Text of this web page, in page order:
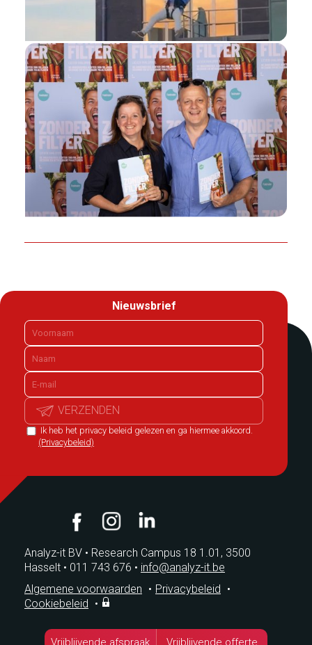
Vrijblijvende afspraak Vrijblijvende offerte
Nieuwsbrief
Ik heb het privacy beleid gelezen en ga hiermee akkoord.
(Privacybeleid)
VERZENDEN
Analyz-it BV • Research Campus 18 1.01, 3500
Hasselt • 011 743 676 • info@analyz-it.be
Algemene voorwaarden • Privacybeleid •
Cookiebeleid •